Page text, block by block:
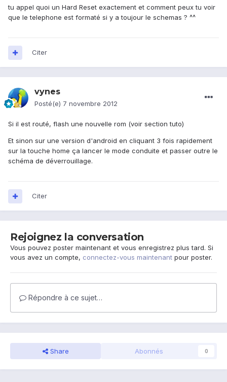
tu appel quoi un Hard Reset exactement et comment peux tu voir
que le telephone est formaté si y a toujour le schemas ? ^^
Citer
vynes
Posté(e) 7 novembre 2012
Si il est routé, flash une nouvelle rom (voir section tuto)
Et sinon sur une version d'android en cliquant 3 fois rapidement
sur la touche home ça lancer le mode conduite et passer outre le
schéma de déverrouillage.
Citer
Rejoignez la conversation
Vous pouvez poster maintenant et vous enregistrez plus tard. Si
vous avez un compte, connectez-vous maintenant pour poster.
Répondre à ce sujet…
Share Abonnés 0